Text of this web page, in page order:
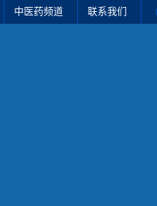
中医药频道 联系我们